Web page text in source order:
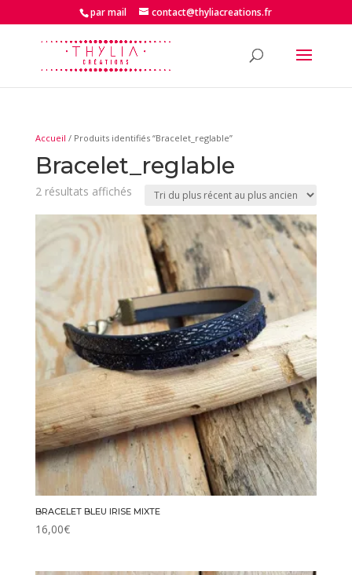
par mail contact@thyliacreations.fr
Accueil / Produits identifiés “Bracelet_reglable”
Bracelet_reglable
2 résultats affichésTrié
plus
récent
plus
ancien
BRACELET BLEU IRISE MIXTE
16,00€